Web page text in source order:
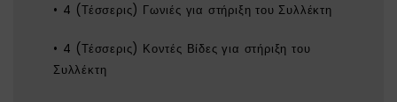
• 4 (Τέσσερις) Γωνιές για στήριξη του Συλλέκτη
• 4 (Τέσσερις) Κοντές Βίδες για στήριξη του
Συλλέκτη